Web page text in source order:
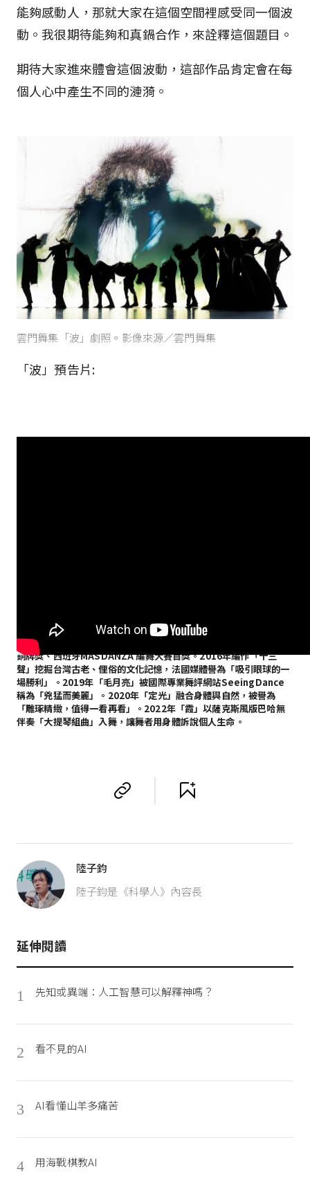
能夠感動人，那就大家在這個空間裡感受同一個波
動。我很期待能夠和真鍋合作，來詮釋這個題目。
期待大家進來體會這個波動，這部作品肯定會在每
個人心中產生不同的漣漪。
雲門舞集「波」劇照。影像來源／雲門舞集
「波」預告片:
2020年起擔任雲門舞集藝術總監。曾獲德國No Ballet當代編舞比賽
銅牌獎、西班牙MASDANZA 編舞大賽首獎。2016年編作「十三
聲」挖掘台灣古老、俚俗的文化記憶，法國媒體譽為「吸引眼球的一
場勝利」。2019年「毛月亮」被國際專業舞評網站SeeingDance
稱為「兇猛而美麗」。2020年「定光」融合身體與自然，被譽為
「雕琢精緻，值得一看再看」。2022年「霞」以薩克斯風版巴哈無
伴奏「大提琴組曲」入舞，讓舞者用身體訴說個人生命。
陸子鈞
陸子鈞是《科學人》內容長
延伸閱讀
1 先知或異端：人工智慧可以解釋神嗎？
2 看不見的AI
3 AI看懂山羊多痛苦
4 用海戰棋教AI